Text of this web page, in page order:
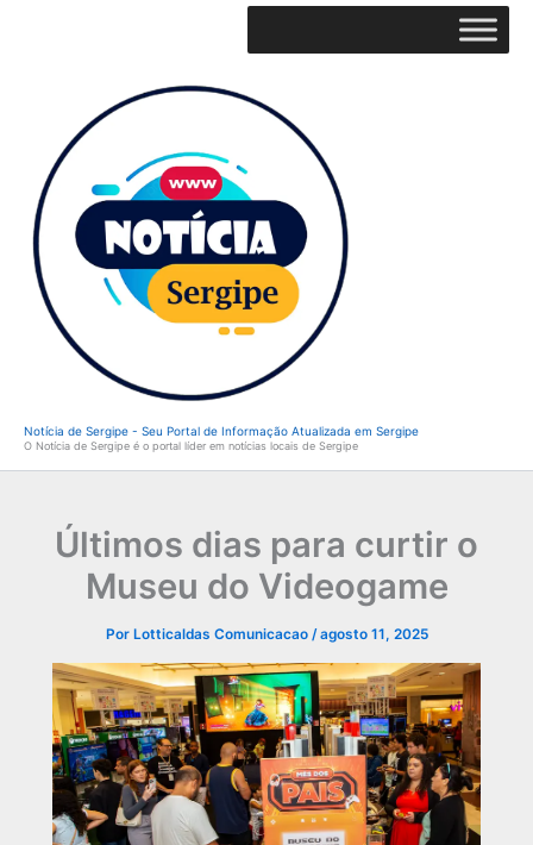
Notícia de Sergipe - Seu Portal de Informação Atualizada em Sergipe
O Notícia de Sergipe é o portal líder em notícias locais de Sergipe
Últimos dias para curtir o
Museu do Videogame
Por Lotticaldas Comunicacao /agosto 11, 2025